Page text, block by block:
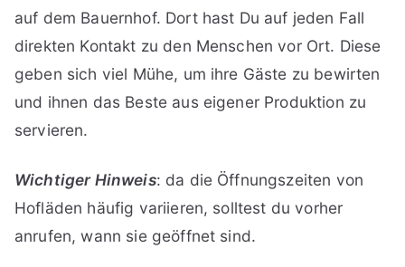
auf dem Bauernhof. Dort hast Du auf jeden Fall
direkten Kontakt zu den Menschen vor Ort. Diese
geben sich viel Mühe, um ihre Gäste zu bewirten
und ihnen das Beste aus eigener Produktion zu
servieren.
Wichtiger Hinweis: da die Öffnungszeiten von
Hofläden häufig variieren, solltest du vorher
anrufen, wann sie geöffnet sind.